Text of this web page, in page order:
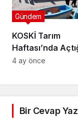
KOSKİ Tarım
Haftası’nda
Stantta Su
Gündem
4 ay önce
Bir Cevap Yaz